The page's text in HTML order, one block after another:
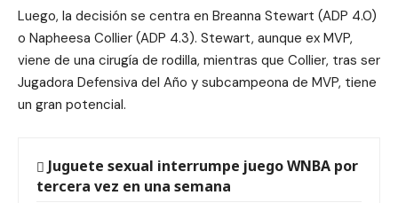
Luego, la decisión se centra en Breanna Stewart (ADP 4.0)
o Napheesa Collier (ADP 4.3). Stewart, aunque ex MVP,
viene de una cirugía de rodilla, mientras que Collier, tras ser
Jugadora Defensiva del Año y subcampeona de MVP, tiene
un gran potencial.
Juguete sexual interrumpe juego WNBA por
tercera vez en una semana